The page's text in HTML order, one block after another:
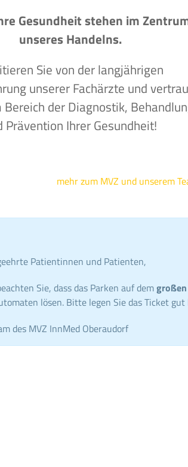
Gesundheit stehen im
unseres Handelns.
Sie von der langjährigen
unserer Fachärzte und
Bereich der Diagnostik,
Prävention Ihrer Gesundheit!
mehr zum MVZ und unserem
Patientinnen und Patienten,
Sie, dass das Parken auf dem
lösen. Bitte legen Sie das Ticket
des MVZ InnMed Oberaudorf